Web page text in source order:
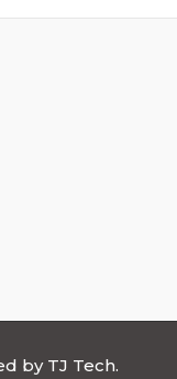
by TJ Tech.